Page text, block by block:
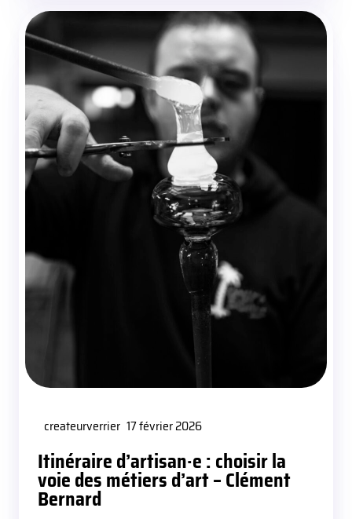
createurverrier 17 février 2026
Itinéraire d’artisan·e : choisir la
voie des métiers d’art – Clément
Bernard